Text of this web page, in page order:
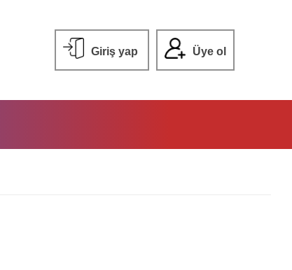
Giriş yap Üye ol